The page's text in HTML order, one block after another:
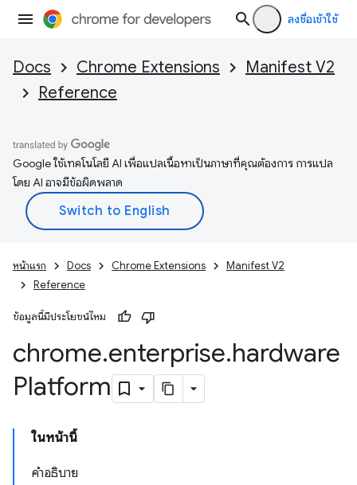
ลงชื่อเข้าใช้
Docs Chrome Extensions
Manifest V2
Reference
Google ใช้เทคโนโลยี AI เพื่อแปลเนื้อหาเป็นภาษาที่คุณต้องการ การแปล
โดย AI อาจมีข้อผิดพลาด
หน้าแรก Docs Chrome Extensions
Manifest V2
Reference
ข้อมูลนี้มีประโยชน์ไหม
chrome.enterprise.hardware
Platform
ในหน้านี้
คำอธิบาย